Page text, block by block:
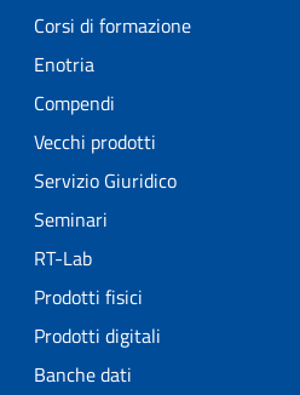
Corsi di formazione
Enotria
Compendi
Vecchi prodotti
Servizio Giuridico
Seminari
RT-Lab
Prodotti fisici
Prodotti digitali
Banche dati